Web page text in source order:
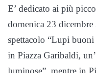
E’ dedicato ai più
domenica 23 dicembre
spettacolo “Lupi
in Piazza Garibaldi,
luminose”, mentre in